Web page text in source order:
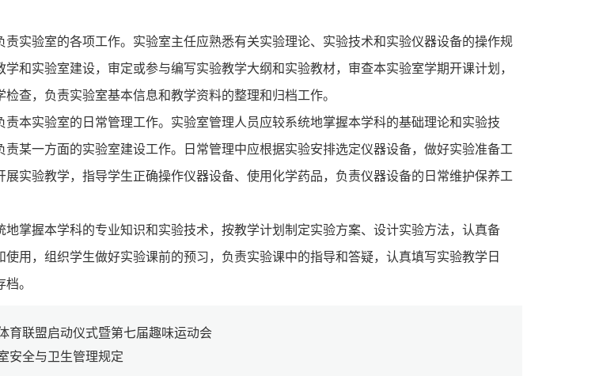
责实验室的各项工作。实验室主任应熟悉有关实验理论、实验技术和实验仪器设备的操作规
和实验室建设，审定或参与编写实验教学大纲和实验教材，审查本实验室学期开课计划，
查，负责实验室基本信息和教学资料的整理和归档工作。
责本实验室的日常管理工作。实验室管理人员应较系统地掌握本学科的基础理论和实验技
责某一方面的实验室建设工作。日常管理中应根据实验安排选定仪器设备，做好实验准备工
展实验教学，指导学生正确操作仪器设备、使用化学药品，负责仪器设备的日常维护保养工
地掌握本学科的专业知识和实验技术，按教学计划制定实验方案、设计实验方法，认真备
用，组织学生做好实验课前的预习，负责实验课中的指导和答疑，认真填写实验教学日
。
育联盟启动仪式暨第七届趣味运动会
安全与卫生管理规定